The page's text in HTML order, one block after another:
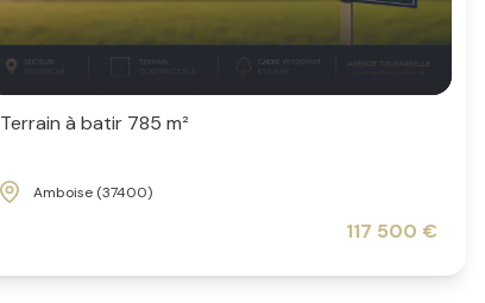
Terrain à batir 785 m²
Amboise (37400)
117 500 €